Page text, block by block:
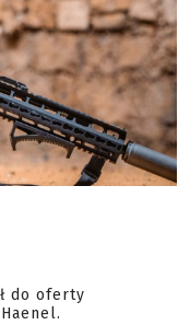
do oferty